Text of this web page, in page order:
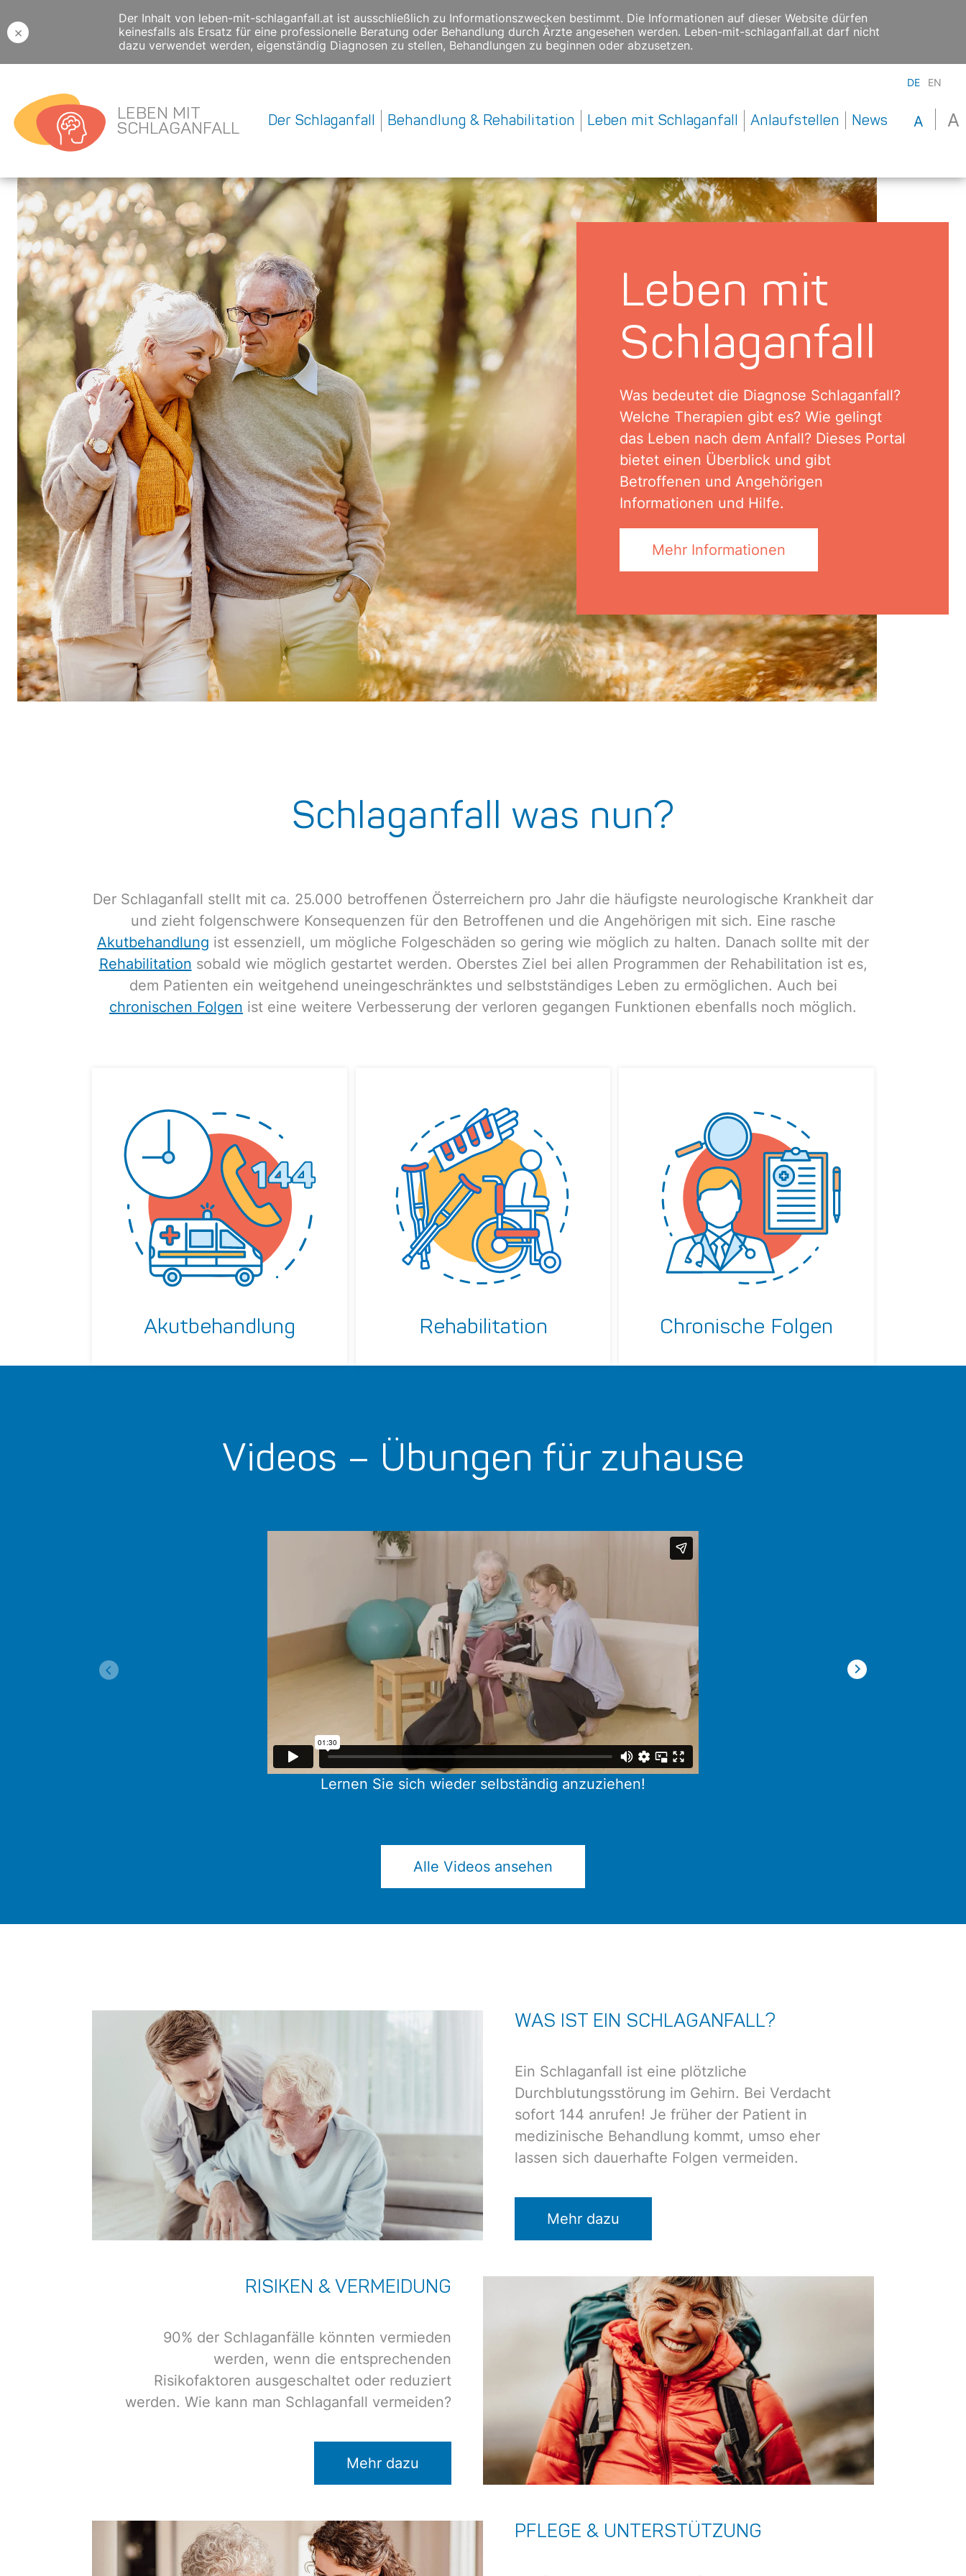
Der Inhalt von leben-mit-schlaganfall.at ist ausschließlich zu Informationszwecken bestimmt. Die Informationen auf dieser Website dürfen
keinesfalls als Ersatz für eine professionelle Beratung oder Behandlung durch Ärzte angesehen werden. Leben-mit-schlaganfall.at darf nicht
dazu verwendet werden, eigenständig Diagnosen zu stellen, Behandlungen zu beginnen oder abzusetzen.
×
LEBEN MIT
SCHLAGANFALL Der Schlaganfall Behandlung & Rehabilitation Leben mit Schlaganfall Anlaufstellen News A A
DE EN
Leben mit
Schlaganfall
Was bedeutet die Diagnose Schlaganfall?
Welche Therapien gibt es? Wie gelingt
das Leben nach dem Anfall? Dieses Portal
bietet einen Überblick und gibt
Betroffenen und Angehörigen
Informationen und Hilfe.
Mehr Informationen
Schlaganfall was nun?
Der Schlaganfall stellt mit ca. 25.000 betroffenen Österreichern pro Jahr die häufigste neurologische Krankheit dar
und zieht folgenschwere Konsequenzen für den Betroffenen und die Angehörigen mit sich. Eine rasche
Akutbehandlung ist essenziell, um mögliche Folgeschäden so gering wie möglich zu halten. Danach sollte mit der
Rehabilitation sobald wie möglich gestartet werden. Oberstes Ziel bei allen Programmen der Rehabilitation ist es,
dem Patienten ein weitgehend uneingeschränktes und selbstständiges Leben zu ermöglichen. Auch bei
chronischen Folgen ist eine weitere Verbesserung der verloren gegangen Funktionen ebenfalls noch möglich.
Akutbehandlung Rehabilitation Chronische Folgen
Videos – Übungen für zuhause
Lernen Sie sich wieder selbständig anzuziehen!
Alle Videos ansehen
WAS IST EIN SCHLAGANFALL?
Ein Schlaganfall ist eine plötzliche
Durchblutungsstörung im Gehirn. Bei Verdacht
sofort 144 anrufen! Je früher der Patient in
medizinische Behandlung kommt, umso eher
lassen sich dauerhafte Folgen vermeiden.
Mehr dazu
RISIKEN & VERMEIDUNG
90% der Schlaganfälle könnten vermieden
werden, wenn die entsprechenden
Risikofaktoren ausgeschaltet oder reduziert
werden. Wie kann man Schlaganfall vermeiden?
Mehr dazu
PFLEGE & UNTERSTÜTZUNG